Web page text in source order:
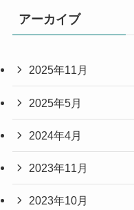
アーカイブ
2025年11月
2025年5月
2024年4月
2023年11月
2023年10月